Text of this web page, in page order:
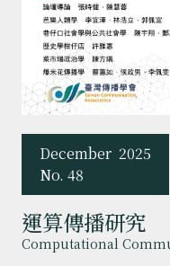
December 2025
No. 48
運算傳播研究
Computational